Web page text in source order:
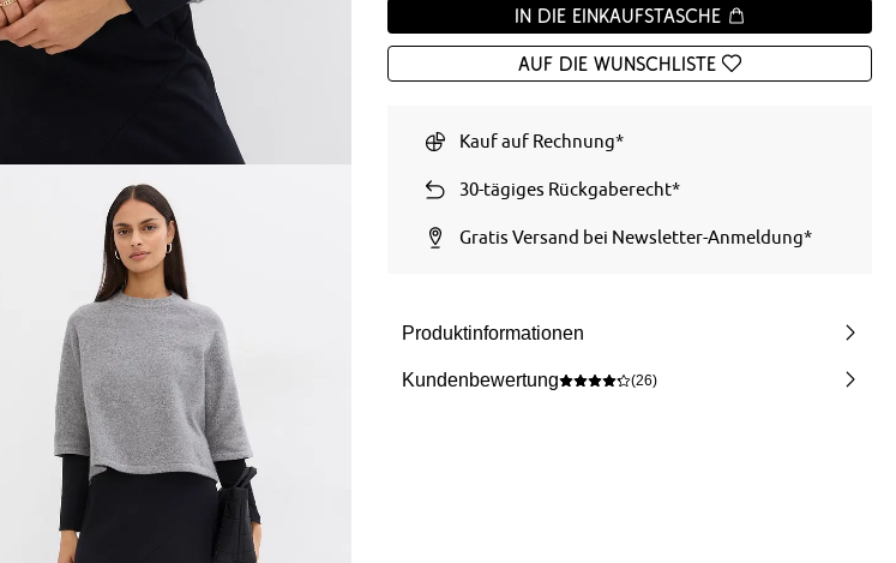
In die Einkaufstasche
Auf die Wunschliste
Kauf auf Rechnung*
30-tägiges Rückgaberecht*
Gratis Versand bei Newsletter-Anmeldung*
Produktinformationen
Kundenbewertung (26)